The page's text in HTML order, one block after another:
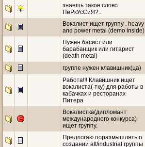
знаешь такое слово
ПеРкУсСиЯ?..
Вокалист ищет группу . heavy
and power metal (demo inside)
Нужен басист или
барабанщик или гитарист
(death metal)
группе нужен клавишник(ца)
Работа!!! Клавишник ищет
вокалиста(-тку) для работы в
кабачках и ресторанах
Питера
Вокалистка(дипломант
международного конкурса)
ищет группу.
Предлогаю поразмышлять о
создании alt/industrial группы